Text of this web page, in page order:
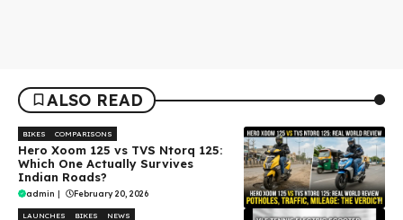
ALSO READ
BIKES COMPARISONS
Hero Xoom 125 vs TVS Ntorq 125:
Which One Actually Survives
Indian Roads?
admin | February 20, 2026
LAUNCHES BIKES NEWS